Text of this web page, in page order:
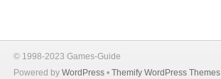
© 1998-2023 Games-Guide
Powered by WordPress • Themify WordPress Themes